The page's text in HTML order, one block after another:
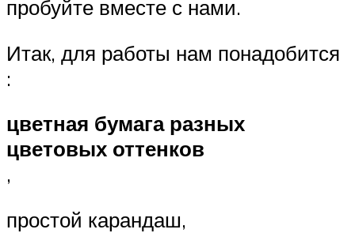
пробуйте вместе с нами.
Итак, для работы нам понадобится
:
цветная бумага разных
цветовых оттенков
,
простой карандаш,